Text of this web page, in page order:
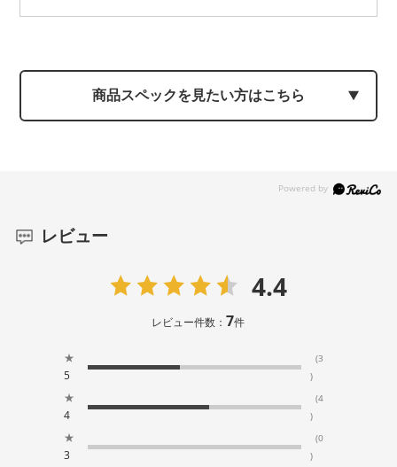
商品スペックを見たい方はこちら
レビュー
4.4
レビュー件数：7件
★
5
(3
)
★
4
(4
)
★
3
(0
)